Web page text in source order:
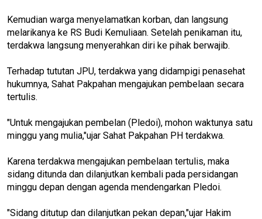
Kemudian warga menyelamatkan korban, dan langsung
melarikanya ke RS Budi Kemuliaan. Setelah penikaman itu,
terdakwa langsung menyerahkan diri ke pihak berwajib.
Terhadap tututan JPU, terdakwa yang didampigi penasehat
hukumnya, Sahat Pakpahan mengajukan pembelaan secara
tertulis.
"Untuk mengajukan pembelan (Pledoi), mohon waktunya satu
minggu yang mulia,"ujar Sahat Pakpahan PH terdakwa.
Karena terdakwa mengajukan pembelaan tertulis, maka
sidang ditunda dan dilanjutkan kembali pada persidangan
minggu depan dengan agenda mendengarkan Pledoi.
"Sidang ditutup dan dilanjutkan pekan depan,"ujar Hakim